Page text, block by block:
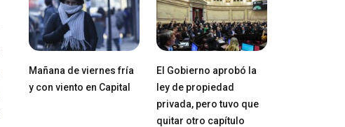
Mañana de viernes fría
y con viento en Capital
El Gobierno aprobó la
ley de propiedad
privada, pero tuvo que
quitar otro capítulo